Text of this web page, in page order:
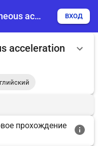
Average and instantaneous acceleration ВХОД
acceleration
прохождение